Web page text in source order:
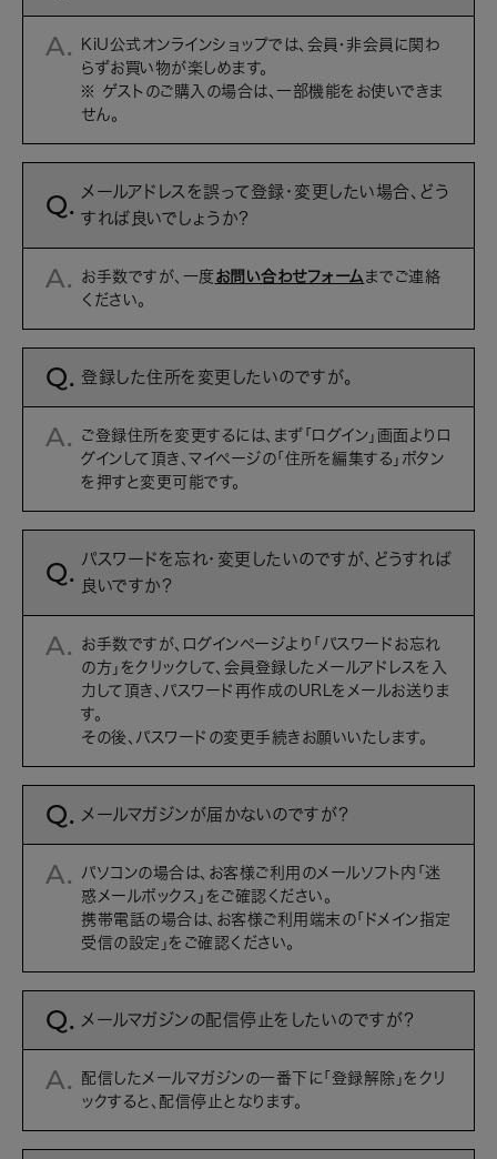
KiU公式オンラインショップでは、会員・非会員に関わ
らずお買い物が楽しめます。
※ ゲストのご購入の場合は、一部機能をお使いできま
せん。
メールアドレスを誤って登録・変更したい場合、どう
すれば良いでしょうか？
お手数ですが、一度 お問い合わせフォーム までご連絡
ください。
登録した住所を変更したいのですが。
ご登録住所を変更するには、まず「ログイン」画面よりロ
グインして頂き、マイページの「住所を編集する」ボタン
を押すと変更可能です。
パスワードを忘れ・変更したいのですが、どうすれば
良いですか？
お手数ですが、ログインページより「パスワードお忘れ
の方」をクリックして、会員登録したメールアドレスを入
力して頂き、パスワード再作成のURLをメールお送りま
す。
その後、パスワードの変更手続きお願いいたします。
メールマガジンが届かないのですが？
パソコンの場合は、お客様ご利用のメールソフト内「迷
惑メールボックス」をご確認ください。
携帯電話の場合は、お客様ご利用端末の「ドメイン指定
受信の設定」をご確認ください。
メールマガジンの配信停止をしたいのですが？
配信したメールマガジンの一番下に「登録解除」をクリ
ックすると、配信停止となります。